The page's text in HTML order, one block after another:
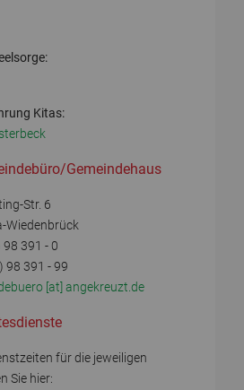
Kitas:
Gemeindehaus
Str. 6
Wiedenbrück
98 391 - 0
98 391 - 99
[at] angekreuzt.de
für die jeweiligen
Sie hier: